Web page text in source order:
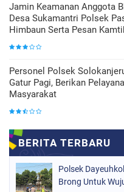
Jamin Keamanan Anggota
Desa Sukamantri Polsek
Himbaun Serta Pesan
Personel Polsek
Gatur Pagi, Berikan
Masyarakat
Polsek
Brong Untuk